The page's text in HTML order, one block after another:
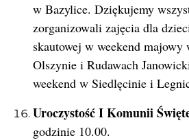
w Bazylice. Dziękujemy
zorganizowali zajęcia dla
skautowej w weekend
Olszynie i Rudawach
weekend w Siedlęcinie i
Uroczystość I Komunii
godzinie 10.00.